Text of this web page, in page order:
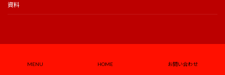
資料
第四インターナショナル日本支部
MENU HOME お問い合わせ